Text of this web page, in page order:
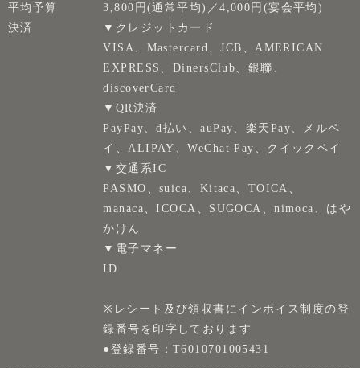
平均予算
3,800円(通常平均)／4,000円(宴会平均)
決済
▼クレジットカード
VISA、Mastercard、JCB、AMERICAN
EXPRESS、DinersClub、銀聯、
discoverCard
▼QR決済
PayPay、d払い、auPay、楽天Pay、メルペ
イ、ALIPAY、WeChat Pay、クイックペイ
▼交通系IC
PASMO、suica、Kitaca、TOICA、
manaca、ICOCA、SUGOCA、nimoca、はや
かけん
▼電子マネー
ID
※レシート及び領収書にインボイス制度の登
録番号を印字しております
●登録番号：T6010701005431